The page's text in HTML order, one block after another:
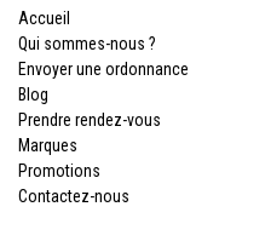
Accueil
Qui sommes-nous ?
Envoyer une ordonnance
Blog
Prendre rendez-vous
Marques
Promotions
Contactez-nous